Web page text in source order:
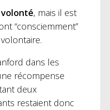
volonté, mais il est
“consciemment”
dans les
récompense
deux
restaient donc